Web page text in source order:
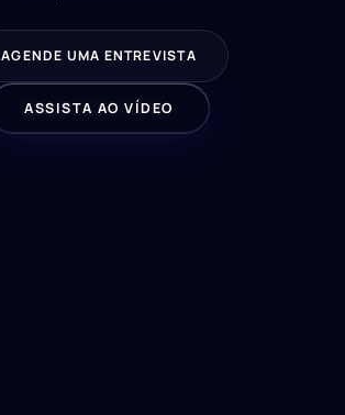
FALE CONOSCO
AGENDE UMA ENTREVISTA
ASSISTA AO VÍDEO